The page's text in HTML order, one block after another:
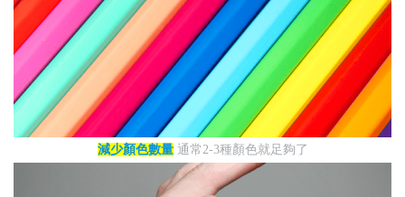
減少顏色數量通常2-3種顏色就足夠了